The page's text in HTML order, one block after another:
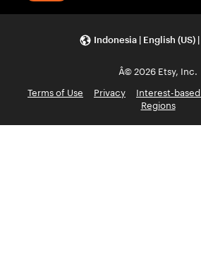
Indonesia | English (US) |
Â© 2026 Etsy, Inc.
Terms of Use
Privacy Interest-based
Regions